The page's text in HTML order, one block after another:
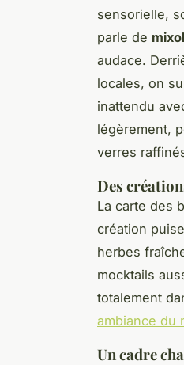
sensorielle,
parle de
audace.
locales, on
inattendu
légèrement,
verres
Des
La carte des
création
herbes
mocktails
totalement
ambiance du
Un cadre